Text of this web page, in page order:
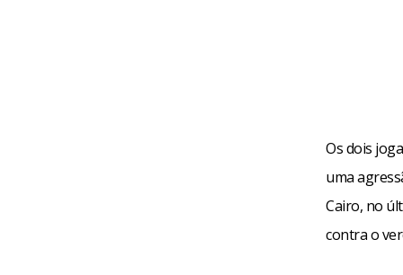
Os dois
uma
Cairo, no
contra o